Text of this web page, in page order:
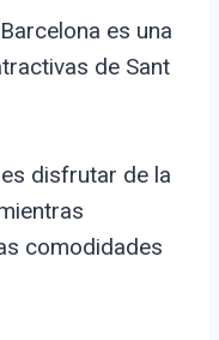
es una
de Sant
disfrutar de la
comodidades